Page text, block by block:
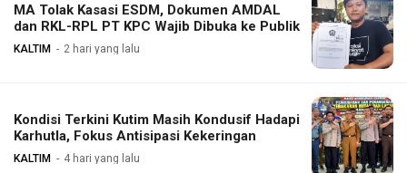
MA Tolak Kasasi ESDM, Dokumen AMDAL
dan RKL-RPL PT KPC Wajib Dibuka ke Publik
KALTIM 2 hari yang lalu
Kondisi Terkini Kutim Masih Kondusif Hadapi
Karhutla, Fokus Antisipasi Kekeringan
KALTIM 4 hari yang lalu